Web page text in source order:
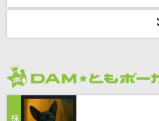
ロキ
みきとP